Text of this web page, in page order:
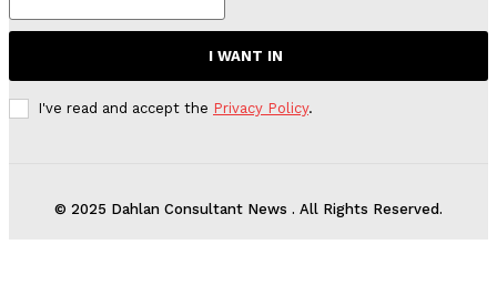
I WANT IN
I've read and accept the Privacy Policy.
© 2025 Dahlan Consultant News . All Rights Reserved.